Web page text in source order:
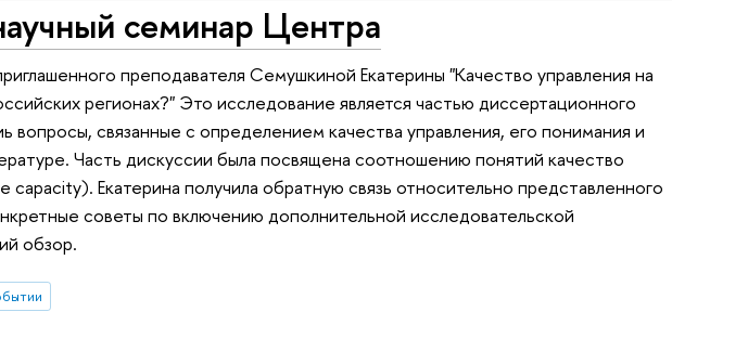
семинар Центра
преподавателя Семушкиной Екатерины "Качество управления на
регионах?" Это исследование является частью диссертационного
вопросы, связанные с определением качества управления, его понимания и
Часть дискуссии была посвящена соотношению понятий качество
Екатерина получила обратную связь относительно представленного
советы по включению дополнительной исследовательской
обзор.